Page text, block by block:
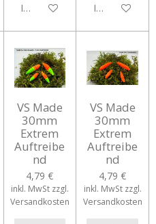
In den WarenkorbIn den
VS Made
30mm
Extrem
Auftreibe
nd
4,79 €
inkl. MwSt zzgl.
Versandkosten
VS Made
30mm
Extrem
Auftreibe
nd
4,79 €
inkl. MwSt zzgl.
Versandkosten